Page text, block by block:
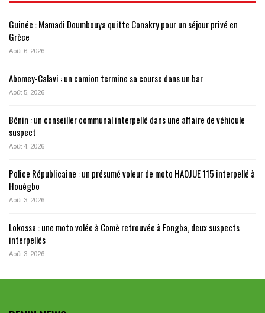
Guinée : Mamadi Doumbouya quitte Conakry pour un séjour privé en
Grèce
Août 6, 2026
Abomey-Calavi : un camion termine sa course dans un bar
Août 5, 2026
Bénin : un conseiller communal interpellé dans une affaire de véhicule
suspect
Août 4, 2026
Police Républicaine : un présumé voleur de moto HAOJUE 115 interpellé à
Houègbo
Août 3, 2026
Lokossa : une moto volée à Comè retrouvée à Fongba, deux suspects
interpellés
Août 3, 2026